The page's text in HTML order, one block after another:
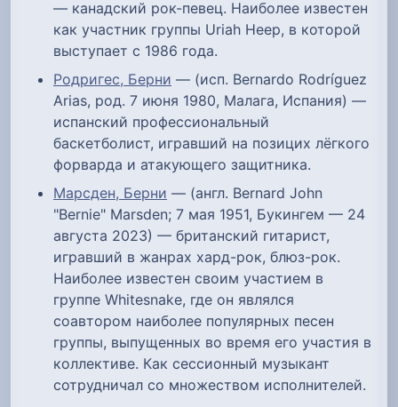
— канадский рок-певец. Наиболее известен
как участник группы Uriah Heep, в которой
выступает с 1986 года.
Родригес, Берни — (исп. Bernardo Rodríguez
Arias, род. 7 июня 1980, Малага, Испания) —
испанский профессиональный
баскетболист, игравший на позицих лёгкого
форварда и атакующего защитника.
Марсден, Берни — (англ. Bernard John
"Bernie" Marsden; 7 мая 1951, Букингем — 24
августа 2023) — британский гитарист,
игравший в жанрах хард-рок, блюз-рок.
Наиболее известен своим участием в
группе Whitesnake, где он являлся
соавтором наиболее популярных песен
группы, выпущенных во время его участия в
коллективе. Как сессионный музыкант
сотрудничал со множеством исполнителей.